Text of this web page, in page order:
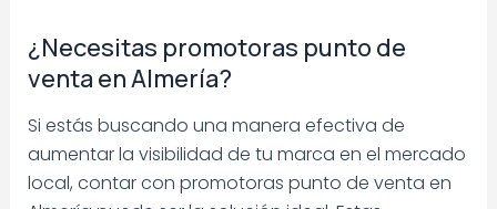
¿Necesitas promotoras punto de
venta en Almería?
Si estás buscando una manera efectiva de
aumentar la visibilidad de tu marca en el mercado
local, contar con promotoras punto de venta en